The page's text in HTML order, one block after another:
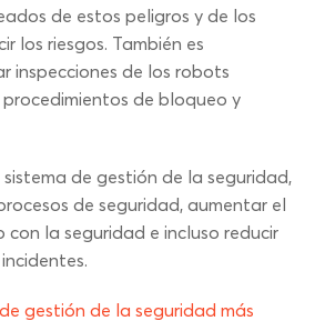
de estos peligros y de los
los riesgos. También es
inspecciones de los robots
de bloqueo y
de gestión de la seguridad,
de seguridad, aumentar el
con la seguridad e incluso reducir
gestión de la seguridad más